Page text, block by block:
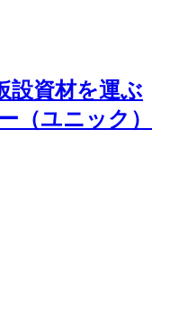
設資材を運ぶ
（ユニック）